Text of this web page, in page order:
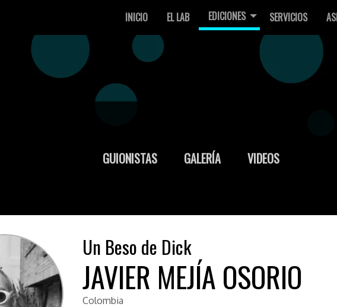
INICIO EL LAB EDICIONES SERVICIOS
GUIONISTAS GALERÍA VIDEOS
Un Beso de Dick
JAVIER MEJÍA OSORIO
Colombia